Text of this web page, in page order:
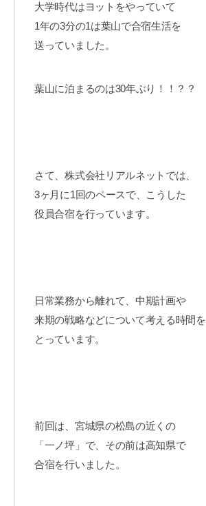
大学時代はヨットをやっていて
1年の3分の1は葉山で合宿生活を
送っていました。
葉山に泊まるのは30年ぶり！！？？
さて、株式会社リアルネットでは、
3ヶ月に1回のペースで、こうした
役員合宿を行っています。
日常業務から離れて、中期計画や
来期の戦略などについて考える時間を
とっています。
前回は、宮城県の松島の近くの
「一ノ坪」で、その前は高知県で
合宿を行いました。